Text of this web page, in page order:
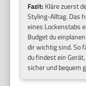
Fazit: Kläre zuerst
Styling-Alltag. Das
eines Lockenstabs
Budget du
dir wichtig sind. So
du findest ein
sicher und bequem